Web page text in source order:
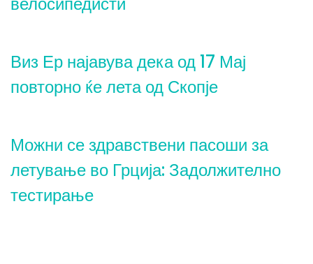
Виз Ер најавува дека од 17 Мај
повторно ќе лета од Скопје
Можни се здравствени пасоши за
летување во Грција: Задолжително
тестирање